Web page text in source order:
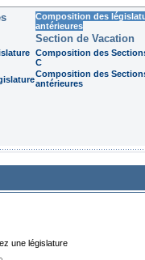
Composition des
antérieures
Section de Vacation
Composition des
C
Composition des
antérieures
une législature